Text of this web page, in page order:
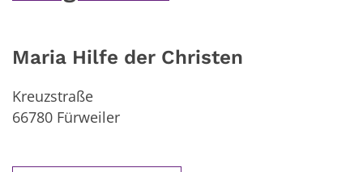
Maria Hilfe der Christen
Kreuzstraße
66780 Fürweiler